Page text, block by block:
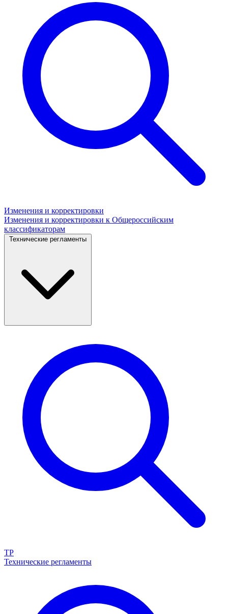
Изменения и корректировки
Изменения и корректировки к Общероссийским
классификаторам
Технические регламенты
ТР
Технические регламенты